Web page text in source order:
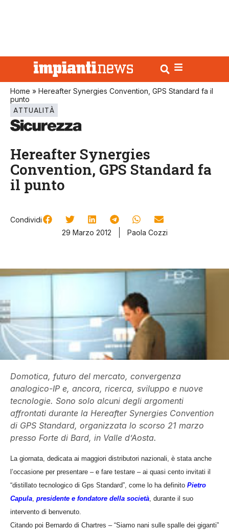
Home » Hereafter Synergies Convention, GPS Standard fa il
punto
ATTUALITÀ
Hereafter Synergies
Convention, GPS Standard fa
il punto
Condividi
29 Marzo 2012
Paola Cozzi
Domotica, futuro del mercato, convergenza
analogico-IP e, ancora, ricerca, sviluppo e nuove
tecnologie. Sono solo alcuni degli argomenti
affrontati durante la Hereafter Synergies Convention
di GPS Standard, organizzata lo scorso 21 marzo
presso Forte di Bard, in Valle d’Aosta.
La giornata, dedicata ai maggiori distributori nazionali, è stata anche
l’occasione per presentare – e fare testare – ai quasi cento invitati il
“distillato tecnologico di Gps Standard”, come lo ha definito Pietro
Capula presidente e fondatore della società , durante il suo
intervento di benvenuto.
Citando poi Bernardo di Chartres – “Siamo nani sulle spalle dei giganti”